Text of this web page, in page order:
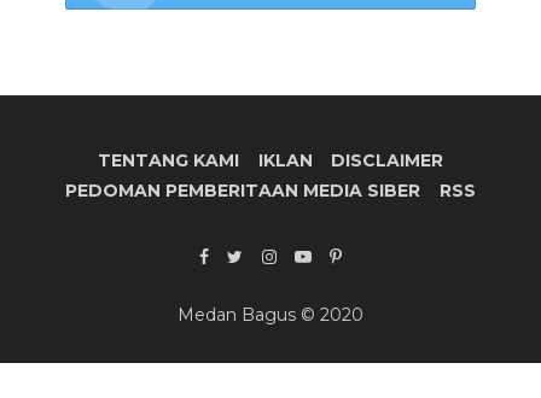
TENTANG KAMI IKLAN
DISCLAIMER
PEDOMAN PEMBERITAAN MEDIA SIBER
RSS
Medan Bagus © 2020